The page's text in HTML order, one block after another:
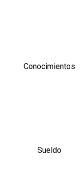
Conocimientos
Sueldo